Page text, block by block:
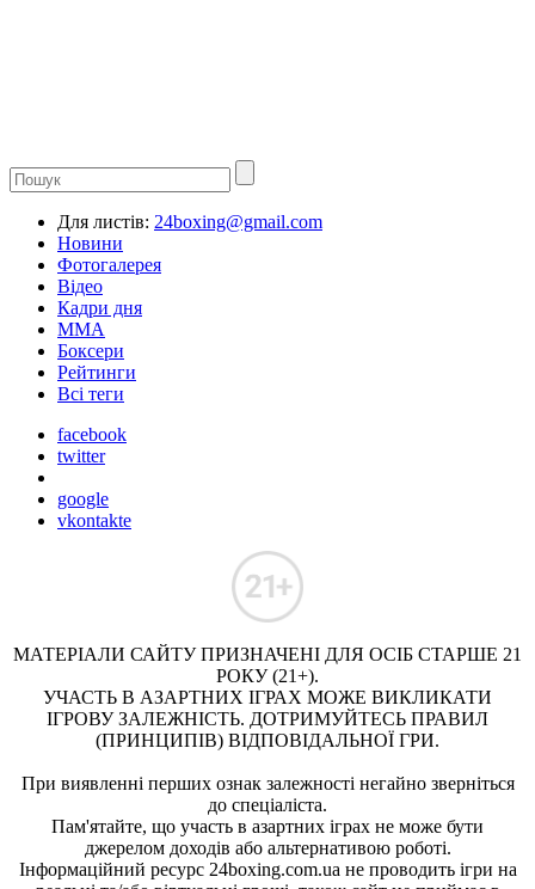
Для листів: 24boxing@gmail.com
Новини
Фотогалерея
Відео
Кадри дня
ММА
Боксери
Рейтинги
Всі теги
facebook
twitter
google
vkontakte
МАТЕРІАЛИ САЙТУ ПРИЗНАЧЕНІ ДЛЯ ОСІБ СТАРШЕ 21
РОКУ (21+).
УЧАСТЬ В АЗАРТНИХ ІГРАХ МОЖЕ ВИКЛИКАТИ
ІГРОВУ ЗАЛЕЖНІСТЬ. ДОТРИМУЙТЕСЬ ПРАВИЛ
(ПРИНЦИПІВ) ВІДПОВІДАЛЬНОЇ ГРИ.
При виявленні перших ознак залежності негайно зверніться
до спеціаліста.
Пам'ятайте, що участь в азартних іграх не може бути
джерелом доходів або альтернативою роботі.
Інформаційний ресурс 24boxing.com.ua не проводить ігри на